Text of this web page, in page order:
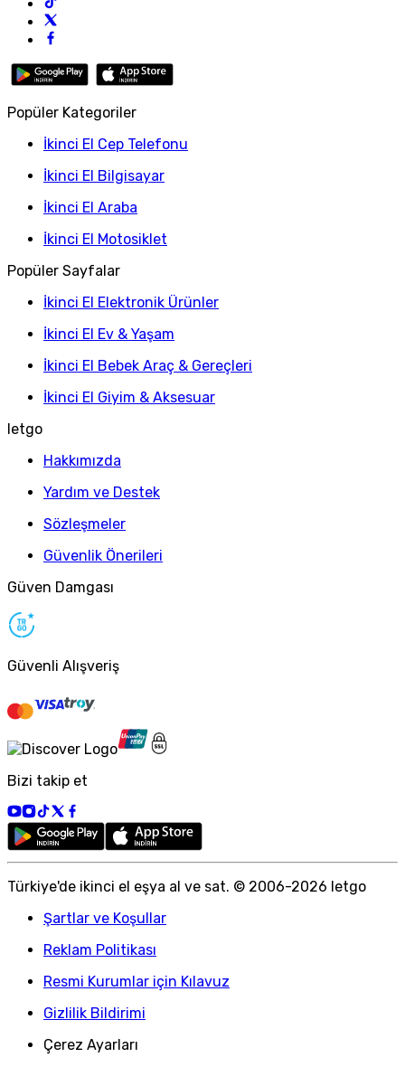
Popüler Kategoriler
İkinci El Cep Telefonu
İkinci El Bilgisayar
İkinci El Araba
İkinci El Motosiklet
Popüler Sayfalar
İkinci El Elektronik Ürünler
İkinci El Ev & Yaşam
İkinci El Bebek Araç & Gereçleri
İkinci El Giyim & Aksesuar
letgo
Hakkımızda
Yardım ve Destek
Sözleşmeler
Güvenlik Önerileri
Güven Damgası
Güvenli Alışveriş
Bizi takip et
Türkiye'de ikinci el eşya al ve sat. © 2006-2026 letgo
Şartlar ve Koşullar
Reklam Politikası
Resmi Kurumlar için Kılavuz
Gizlilik Bildirimi
Çerez Ayarları